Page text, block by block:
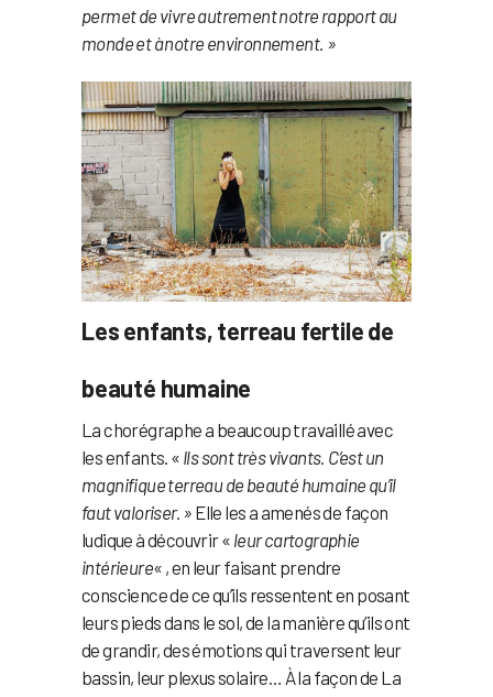
permet de vivre autrement notre rapport au
monde et à notre environnement. »
Les enfants, terreau fertile de
beauté humaine
La chorégraphe a beaucoup travaillé avec
les enfants. « Ils sont très vivants. C’est un
magnifique terreau de beauté humaine qu’il
faut valoriser. » Elle les a amenés de façon
ludique à découvrir « leur cartographie
intérieure« , en leur faisant prendre
conscience de ce qu’ils ressentent en posant
leurs pieds dans le sol, de la manière qu’ils ont
de grandir, des émotions qui traversent leur
bassin, leur plexus solaire… À la façon de La